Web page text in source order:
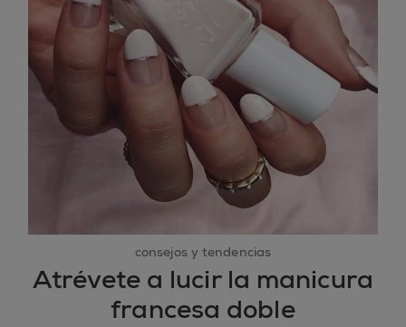
consejos y tendencias
Atrévete a lucir la manicura
francesa doble